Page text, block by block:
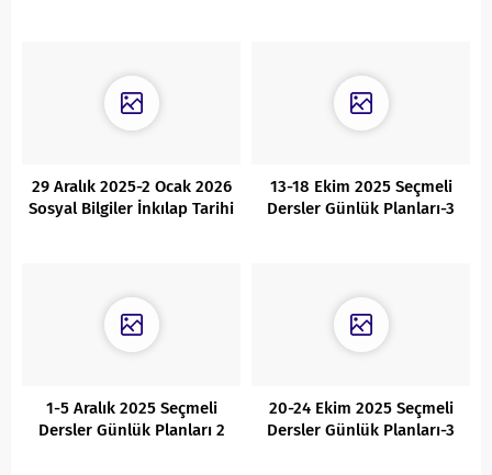
29 Aralık 2025-2 Ocak 2026
Sosyal Bilgiler İnkılap Tarihi
13-18 Ekim 2025 Seçmeli
Dersler Günlük Planları-3
1-5 Aralık 2025 Seçmeli
Dersler Günlük Planları 2
20-24 Ekim 2025 Seçmeli
Dersler Günlük Planları-3